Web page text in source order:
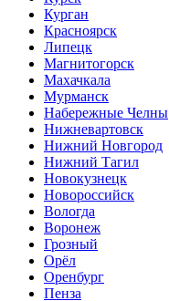
Курган
Красноярск
Липецк
Магнитогорск
Махачкала
Мурманск
Набережные Челны
Нижневартовск
Нижний Новгород
Нижний Тагил
Новокузнецк
Новороссийск
Вологда
Воронеж
Грозный
Орёл
Оренбург
Пенза